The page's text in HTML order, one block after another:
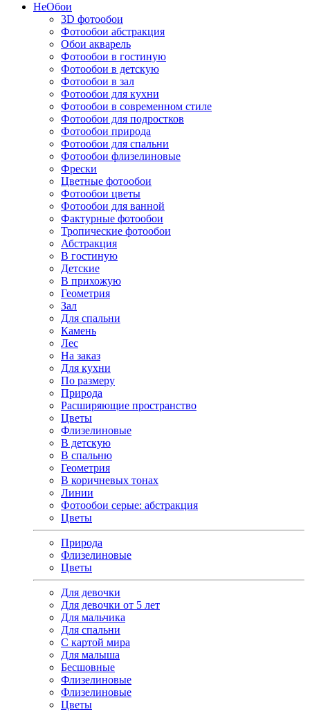
НеОбои
3D фотообои
Фотообои абстракция
Обои акварель
Фотообои в гостиную
Фотообои в детскую
Фотообои в зал
Фотообои для кухни
Фотообои в современном стиле
Фотообои для подростков
Фотообои природа
Фотообои для спальни
Фотообои флизелиновые
Фрески
Цветные фотообои
Фотообои цветы
Фотообои для ванной
Фактурные фотообои
Тропические фотообои
Абстракция
В гостиную
Детские
В прихожую
Геометрия
Зал
Для спальни
Камень
Лес
На заказ
Для кухни
По размеру
Природа
Расширяющие пространство
Цветы
Флизелиновые
В детскую
В спальню
Геометрия
В коричневых тонах
Линии
Фотообои серые: абстракция
Цветы
Природа
Флизелиновые
Цветы
Для девочки
Для девочки от 5 лет
Для мальчика
Для спальни
С картой мира
Для малыша
Бесшовные
Флизелиновые
Флизелиновые
Цветы